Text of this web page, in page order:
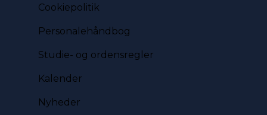
Cookiepolitik
Personalehåndbog
Studie- og ordensregler
Kalender
Nyheder